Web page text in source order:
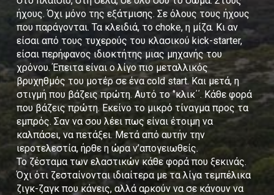
ήχους. Όχι μόνο της εξάτμισης. Σε όλους τους ήχους
που παράγονται. Τα κλειδιά, το choke, η μίζα. Κι αν
είσαι από τους τυχερούς του κλασικού kick-starter,
είσαι περήφανος ιδιοκτήτης μιας μηχανής του
χρόνου. Έπειτα είναι ο λίγο πιο μεταλλικός
βρυχηθμός του μοτέρ σε ένα cold start. Και μετά, η
στιγμή που βάζεις πρώτη. Αυτό το ‘’κλικ΄΄. Κάθε φορά
που βάζεις πρώτη. Εκείνο το μικρό τίναγμα προς τα
εμπρός. Σαν να σου λέει πως είναι έτοιμη να
καλπάσει, να πετάξει. Μετά από αυτήν την
ιεροτελεστία, ήρθε η ώρα ν’απογειωθείς.
Το ζέσταμα των ελαστικών κάθε φορά που ξεκινάς.
Όχι ότι ζεσταίνονται ιδιαίτερα με τα λίγα τεμπέλικα
ζιγκ-ζαγκ που κάνεις, αλλά αρκούν να σε κάνουν να